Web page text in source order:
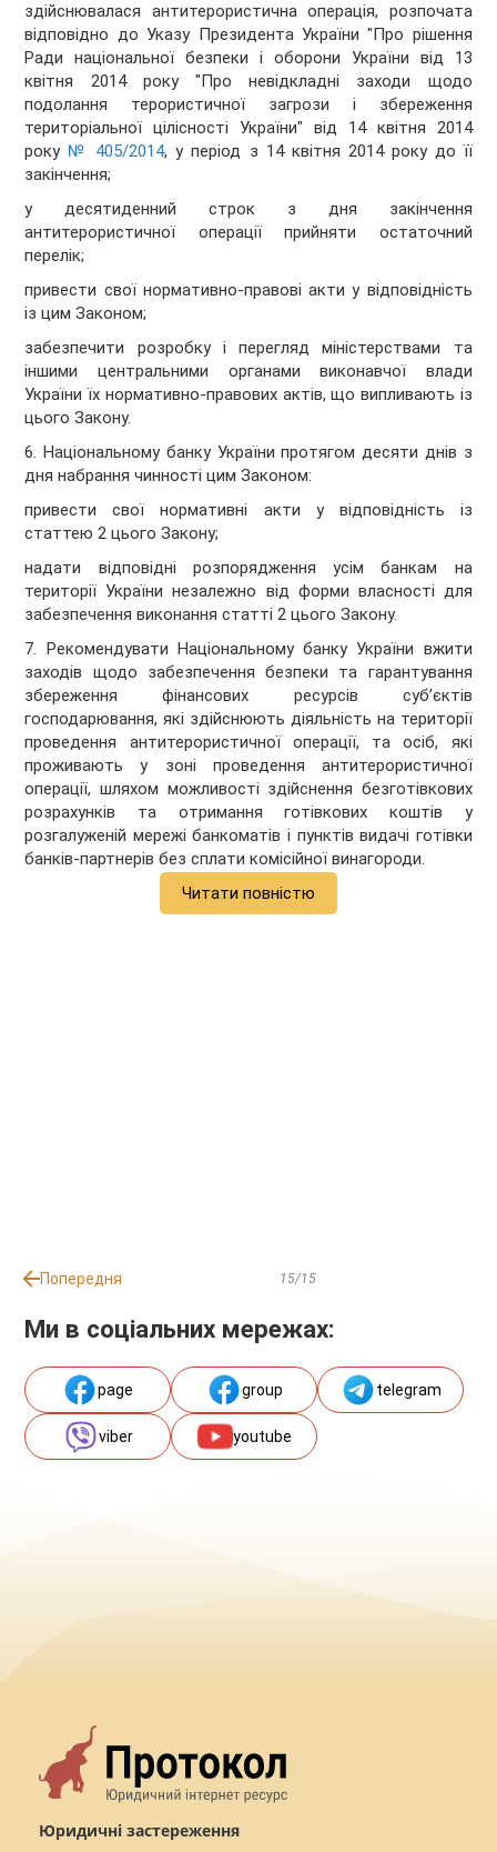
здійснювалася антитерористична операція, розпочата
відповідно до Указу Президента України "Про рішення
Ради національної безпеки і оборони України від 13
квітня 2014 року "Про невідкладні заходи щодо
подолання терористичної загрози і збереження
територіальної цілісності України" від 14 квітня 2014
року № 405/2014, у період з 14 квітня 2014 року до її
закінчення;
у десятиденний строк з дня закінчення
антитерористичної операції прийняти остаточний
перелік;
привести свої нормативно-правові акти у відповідність
із цим Законом;
забезпечити розробку і перегляд міністерствами та
іншими центральними органами виконавчої влади
України їх нормативно-правових актів, що випливають із
цього Закону.
6. Національному банку України протягом десяти днів з
дня набрання чинності цим Законом:
привести свої нормативні акти у відповідність із
статтею 2 цього Закону;
надати відповідні розпорядження усім банкам на
території України незалежно від форми власності для
забезпечення виконання статті 2 цього Закону.
7. Рекомендувати Національному банку України вжити
заходів щодо забезпечення безпеки та гарантування
збереження фінансових ресурсів суб’єктів
господарювання, які здійснюють діяльність на території
проведення антитерористичної операції, та осіб, які
проживають у зоні проведення антитерористичної
операції, шляхом можливості здійснення безготівкових
розрахунків та отримання готівкових коштів у
розгалуженій мережі банкоматів і пунктів видачі готівки
банків-партнерів без сплати комісійної винагороди.
Читати повністю
Попередня 15/15
Ми в соціальних мережах:
page group telegram
viber youtube
Юридичні застереження